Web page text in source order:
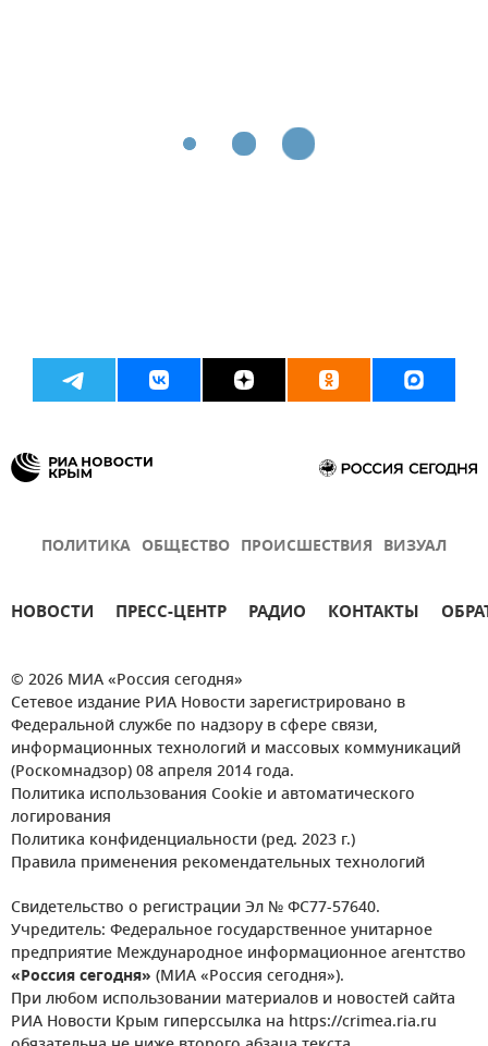
ПОЛИТИКА ОБЩЕСТВО ПРОИСШЕСТВИЯ ВИЗУАЛ
НОВОСТИ ПРЕСС-ЦЕНТР РАДИО КОНТАКТЫ
© 2026 МИА «Россия сегодня»
Сетевое издание РИА Новости зарегистрировано в
Федеральной службе по надзору в сфере связи,
информационных технологий и массовых коммуникаций
(Роскомнадзор) 08 апреля 2014 года.
Политика использования Cookie и автоматического
логирования
Политика конфиденциальности (ред. 2023 г.)
Правила применения рекомендательных технологий
Свидетельство о регистрации Эл № ФС77-57640.
Учредитель: Федеральное государственное унитарное
предприятие Международное информационное агентство
«Россия сегодня» (МИА «Россия сегодня»).
При любом использовании материалов и новостей сайта
РИА Новости Крым гиперссылка на https://crimea.ria.ru